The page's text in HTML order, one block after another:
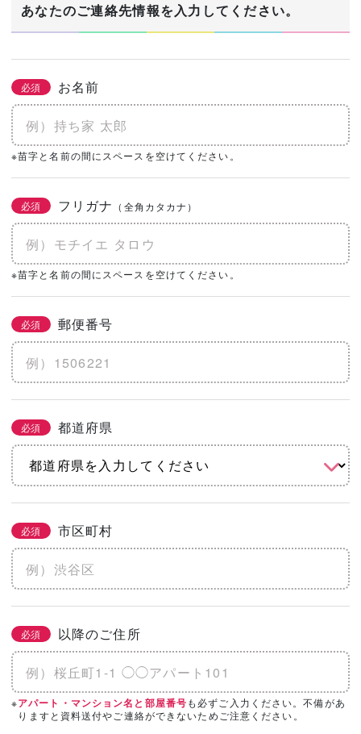
あなたのご連絡先情報を入力してください。
必須 お名前
※苗字と名前の間にスペースを空けてください。
必須 フリガナ （全角カタカナ）
※苗字と名前の間にスペースを空けてください。
必須 郵便番号
必須 都道府県
必須 市区町村
必須 以降のご住所
※アパート・マンション名と部屋番号も必ずご入力ください。不備があ
りますと資料送付やご連絡ができないためご注意ください。